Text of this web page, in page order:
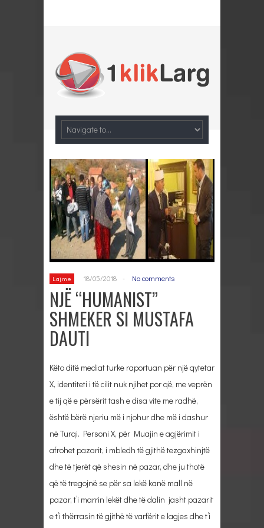
Lajme 18/05/2018 - No comments
NJË “HUMANIST”
SHMEKER SI MUSTAFA
DAUTI
Këto ditë mediat turke raportuan për një qytetar
X, identiteti i të cilit nuk njihet por që, me veprën
e tij që e përsërit tash e disa vite me radhë,
është bërë njeriu më i njohur dhe më i dashur
në Turqi. Personi X, për Muajin e agjërimit i
afrohet pazarit, i mbledh të gjithë tezgaxhinjtë
dhe të tjerët që shesin në pazar, dhe ju thotë
që të tregojnë se për sa lekë kanë mall në
pazar, t’i marrin lekët dhe të dalin jasht pazarit
e t’i thërrasin të gjithë të varfërit e lagjes dhe t’i